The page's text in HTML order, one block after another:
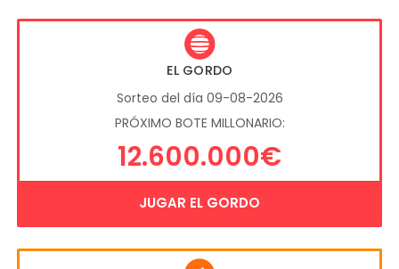
EL GORDO
Sorteo del día 09-08-2026
PRÓXIMO BOTE MILLONARIO:
12.600.000€
JUGAR EL GORDO